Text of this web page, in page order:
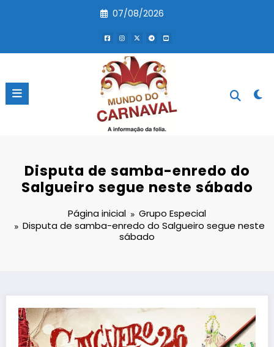
07/08/2026
Disputa de samba-enredo do
Salgueiro segue neste sábado
Página inicial
Grupo Especial
Disputa de samba-enredo do Salgueiro segue neste
sábado